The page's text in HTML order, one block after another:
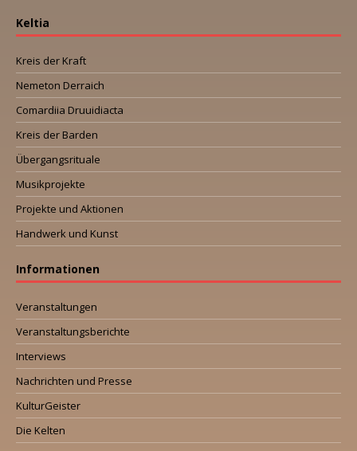
Keltia
Kreis der Kraft
Nemeton Derraich
Comardiia Druuidiacta
Kreis der Barden
Übergangsrituale
Musikprojekte
Projekte und Aktionen
Handwerk und Kunst
Informationen
Veranstaltungen
Veranstaltungsberichte
Interviews
Nachrichten und Presse
KulturGeister
Die Kelten